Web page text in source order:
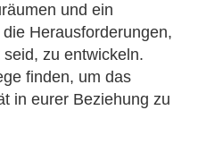
und ein
Herausforderungen,
zu entwickeln.
finden, um das
in eurer Beziehung zu